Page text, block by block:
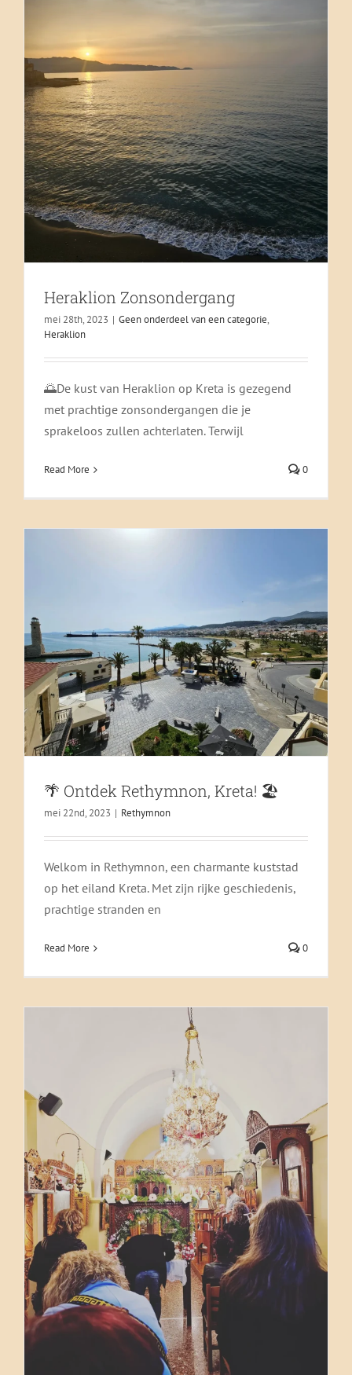
Heraklion Zonsondergang
mei 28th, 2023 | Geen onderdeel van een categorie,
Heraklion
🌅De kust van Heraklion op Kreta is gezegend
met prachtige zonsondergangen die je
sprakeloos zullen achterlaten. Terwijl
Read More 0
🌴 Ontdek Rethymnon, Kreta! 🏖️
🌴 Ontdek Rethymnon, Kreta! 🏖️
mei 22nd, 2023 | Rethymnon
Welkom in Rethymnon, een charmante kuststad
op het eiland Kreta. Met zijn rijke geschiedenis,
prachtige stranden en
Read More 0